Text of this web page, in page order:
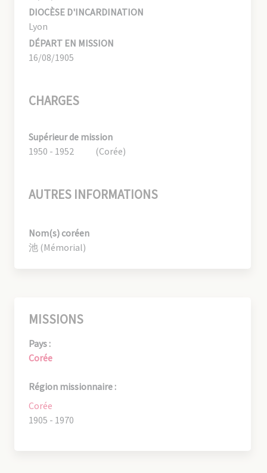
DIOCÈSE D'INCARDINATION
Lyon
DÉPART EN MISSION
16/08/1905
CHARGES
Supérieur de mission
1950 - 1952
(Corée)
AUTRES INFORMATIONS
Nom(s) coréen
池 (Mémorial)
MISSIONS
Pays :
Corée
Région missionnaire :
Corée
1905 - 1970